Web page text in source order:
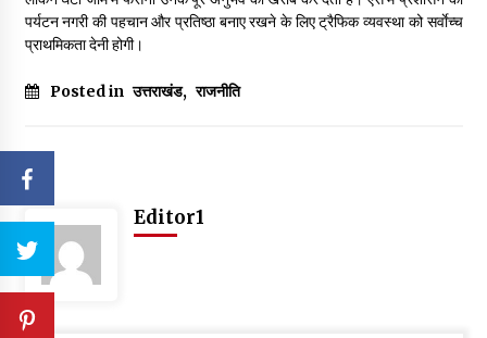
पर्यटन नगरी की पहचान और प्रतिष्ठा बनाए रखने के लिए ट्रैफिक व्यवस्था को सर्वाेच्च
प्राथमिकता देनी होगी।
Posted in उत्तराखंड, राजनीति
Editor1